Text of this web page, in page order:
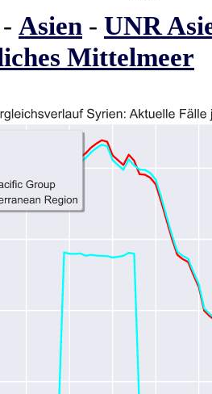
- Asien - UNR
Mittelmeer